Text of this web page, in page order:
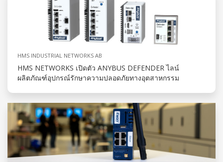
HMS INDUSTRIAL NETWORKS AB
HMS NETWORKS เปิดตัว ANYBUS DEFENDER ไลน์
ผลิตภัณฑ์อุปกรณ์รักษาความปลอดภัยทางอุตสาหกรรม